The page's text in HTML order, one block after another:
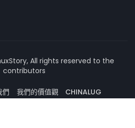
All rights reserved to the
contributors
們 我們的價值觀
CHINALUG